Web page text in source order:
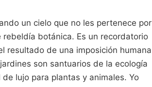
un cielo que no les pertenece por
botánica. Es un recordatorio
resultado de una imposición humana
son santuarios de la ecología
lujo para plantas y animales. Yo